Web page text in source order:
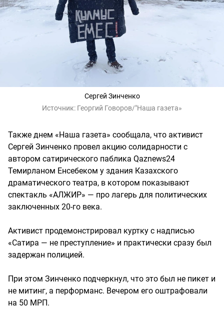
Сергей Зинченко
Источник: Георгий Говоров/"Наша газета»
Также днем «Наша газета» сообщала, что активист
Сергей Зинченко провел акцию солидарности с
автором сатирического паблика Qaznews24
Темирланом Енсебеком у здания Казахского
драматического театра, в котором показывают
спектакль «АЛЖИР» — про лагерь для политических
заключенных 20-го века.
Активист продемонстрировал куртку с надписью
«Сатира — не преступление» и практически сразу был
задержан полицией.
При этом Зинченко подчеркнул, что это был не пикет и
не митинг, а перформанс. Вечером его оштрафовали
на 50 МРП.